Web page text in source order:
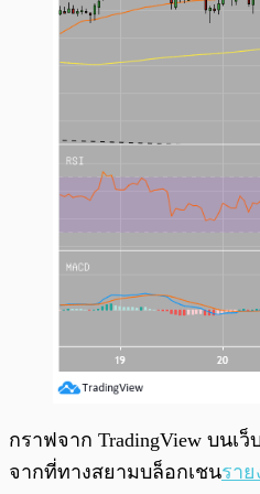
กราฟจาก TradingView บนเ
จากที่ทางสยามบล็อกเชนรา